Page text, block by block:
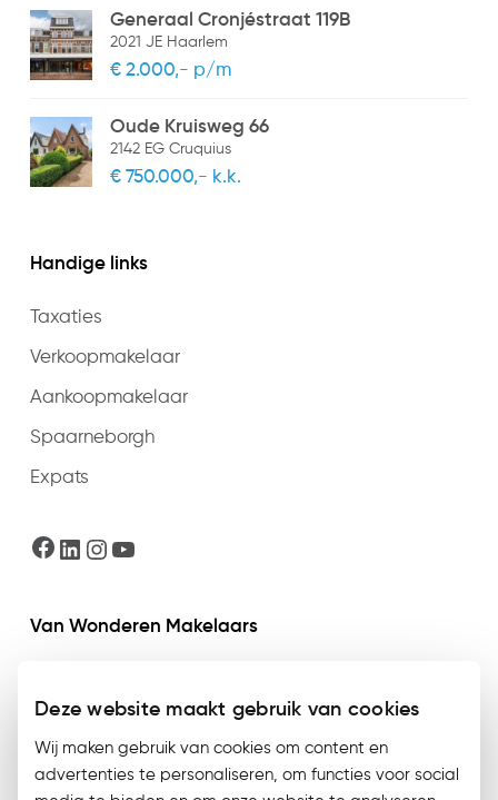
Deze website maakt gebruik van cookies
Wij maken gebruik van cookies om content en
advertenties te personaliseren, om functies voor social
Generaal Cronjéstraat 119B
2021 JE Haarlem
€ 2.000,- p/m
Oude Kruisweg 66
2142 EG Cruquius
€ 750.000,- k.k.
Handige links
Taxaties
Verkoopmakelaar
Aankoopmakelaar
Spaarneborgh
Expats
LinkedIn
Van Wonderen Makelaars
2102 CB Heemstede
Telefonisch bereikbaar op maandag t/m
donderdag van 09:00 t/m 17:30 en vrijdag van